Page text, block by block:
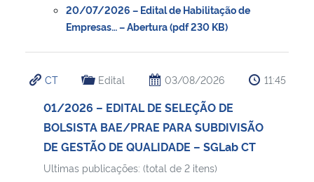
20/07/2026 – Edital de Habilitação de
Empresas… – Abertura (pdf 230 KB)
CT Edital 03/08/2026 11:45
01/2026 – EDITAL DE SELEÇÃO DE
BOLSISTA BAE/PRAE PARA SUBDIVISÃO
DE GESTÃO DE QUALIDADE – SGLab CT
Ultimas publicações: (total de 2 itens)